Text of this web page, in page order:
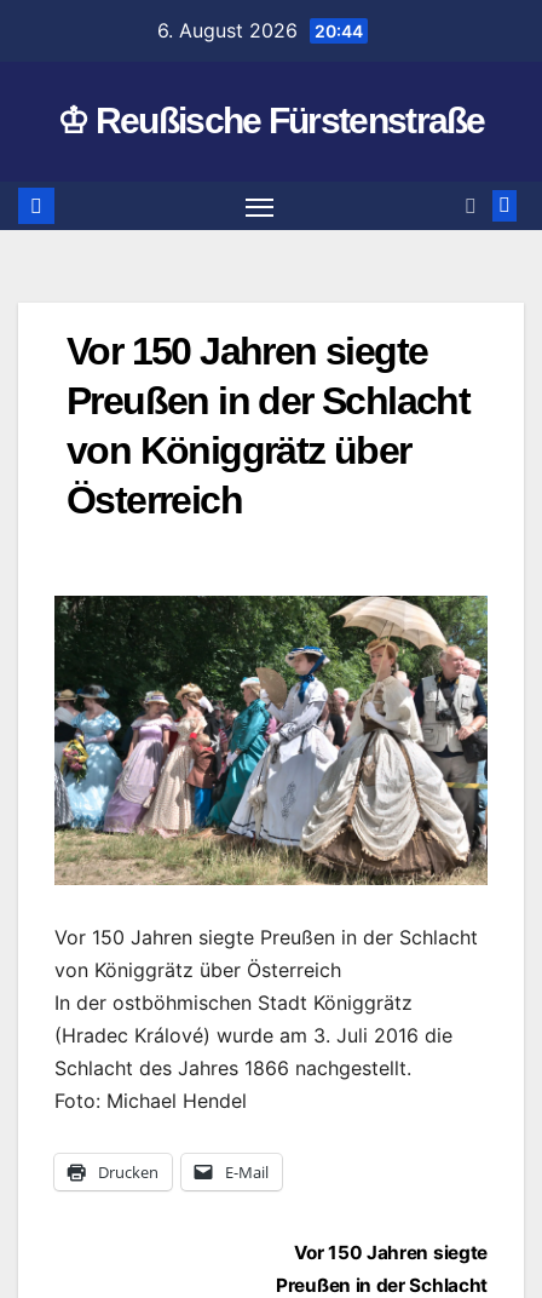
6. August 2026 20:44
♔ Reußische Fürstenstraße
Vor 150 Jahren siegte
Preußen in der Schlacht
von Königgrätz über
Österreich
Vor 150 Jahren siegte Preußen in der Schlacht
von Königgrätz über Österreich
In der ostböhmischen Stadt Königgrätz
(Hradec Králové) wurde am 3. Juli 2016 die
Schlacht des Jahres 1866 nachgestellt.
Foto: Michael Hendel
Drucken E-Mail
BeitragsnavigationVor 150 Jahren siegte
Preußen in der Schlacht